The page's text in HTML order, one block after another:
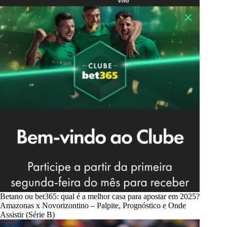
Betano ou bet365: qual é a melhor casa para apostar em 2025?
Amazonas x Novorizontino – Palpite, Prognóstico e Onde
Assistir (Série B)